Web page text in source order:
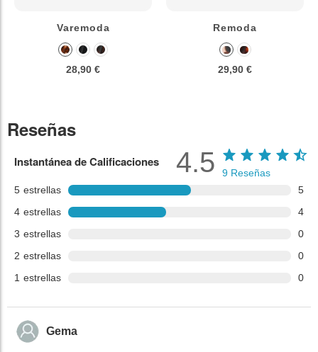
Varemoda
28,90 €
Remoda
29,90 €
Reseñas
Instantánea de Calificaciones
5 estrellas
5
4 estrellas
4
3 estrellas
0
2 estrellas
0
1 estrellas 0
4.5 9 Reseñas
Gema